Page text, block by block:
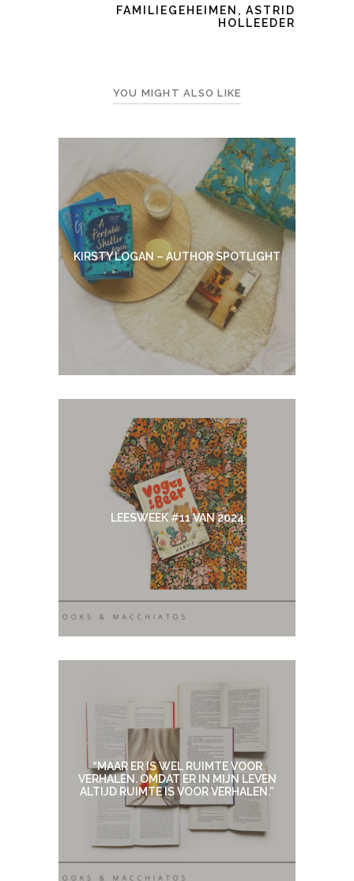
FAMILIEGEHEIMEN, ASTRID
HOLLEEDER
YOU MIGHT ALSO LIKE
KIRSTY LOGAN – AUTHOR SPOTLIGHT
LEESWEEK #11 VAN 2024
“MAAR ER IS WEL RUIMTE VOOR
VERHALEN. OMDAT ER IN MIJN LEVEN
ALTIJD RUIMTE IS VOOR VERHALEN.”